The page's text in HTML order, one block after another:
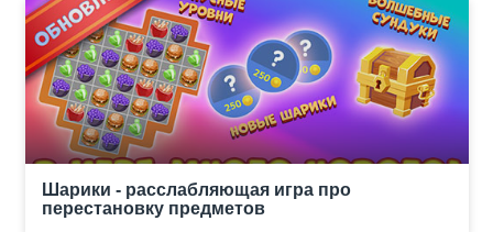
Шарики - расслабляющая игра про
перестановку предметов